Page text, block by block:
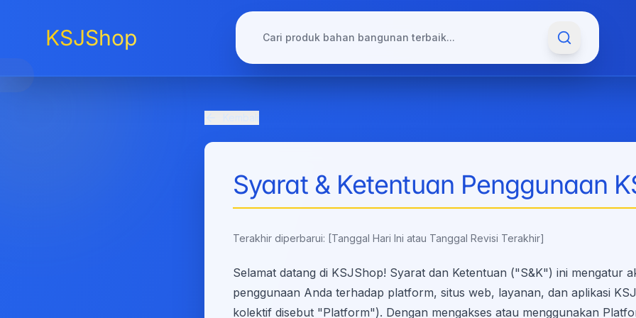
KSJShop
Syarat & Ketentuan Penggunaan
Terakhir diperbarui: [Tanggal Hari Ini atau Tanggal Revisi Terakhir]
Selamat datang di KSJShop! Syarat dan Ketentuan ("S&K") ini mengatur
penggunaan Anda terhadap platform, situs web, layanan, dan aplikasi
kolektif disebut "Platform"). Dengan mengakses atau menggunakan